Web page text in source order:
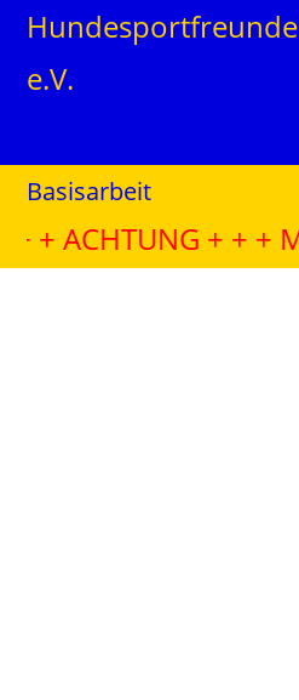
e.V.
Basisarbeit
ACHTUNG + + +